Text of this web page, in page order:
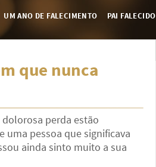
UM ANO DE FALECIMENTO PAI FALECIDO
que nunca
perda estão
uma pessoa que significava
ainda sinto muito a sua